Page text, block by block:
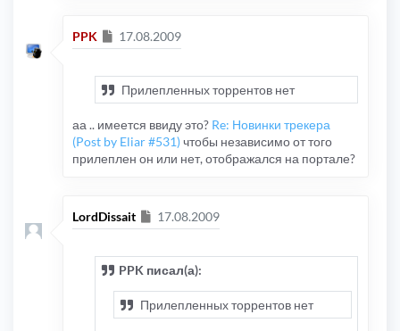
PPK Сообщение
17.08.2009
Прилепленных торрентов нет
аа .. имеется ввиду это? Re: Новинки трекера
(Post by Eliar #531)чтобы независимо от того
прилеплен он или нет, отображался на портале?
LordDissait Сообщение
17.08.2009
PPK писал(а):
Прилепленных торрентов нет